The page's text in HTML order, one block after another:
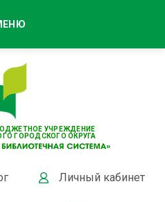
УЧРЕЖДЕНИЕ
ГОРОДСКОГО ОКРУГА
Личный кабинет